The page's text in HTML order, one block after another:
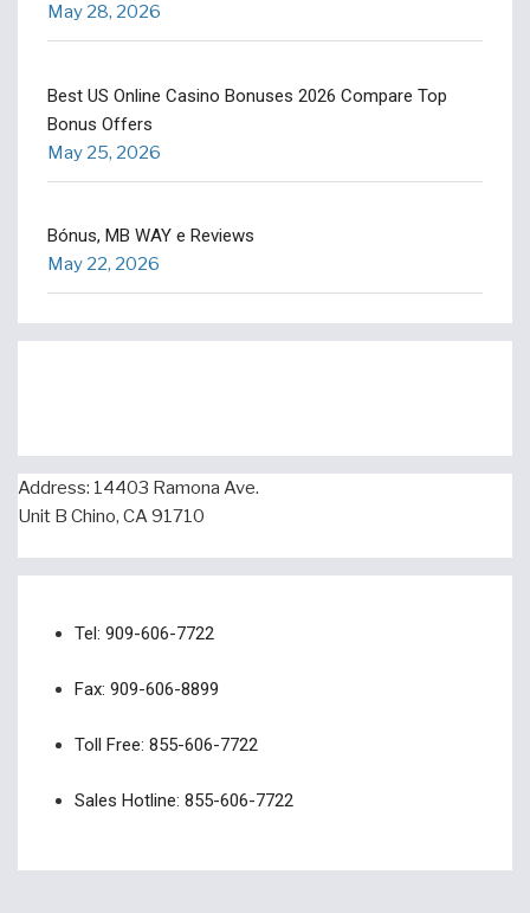
May 28, 2026
Best US Online Casino Bonuses 2026 Compare Top
Bonus Offers
May 25, 2026
Bónus, MB WAY e Reviews
May 22, 2026
Address: 14403 Ramona Ave.
Unit B Chino, CA 91710
Tel: 909-606-7722
Fax: 909-606-8899
Toll Free: 855-606-7722
Sales Hotline: 855-606-7722